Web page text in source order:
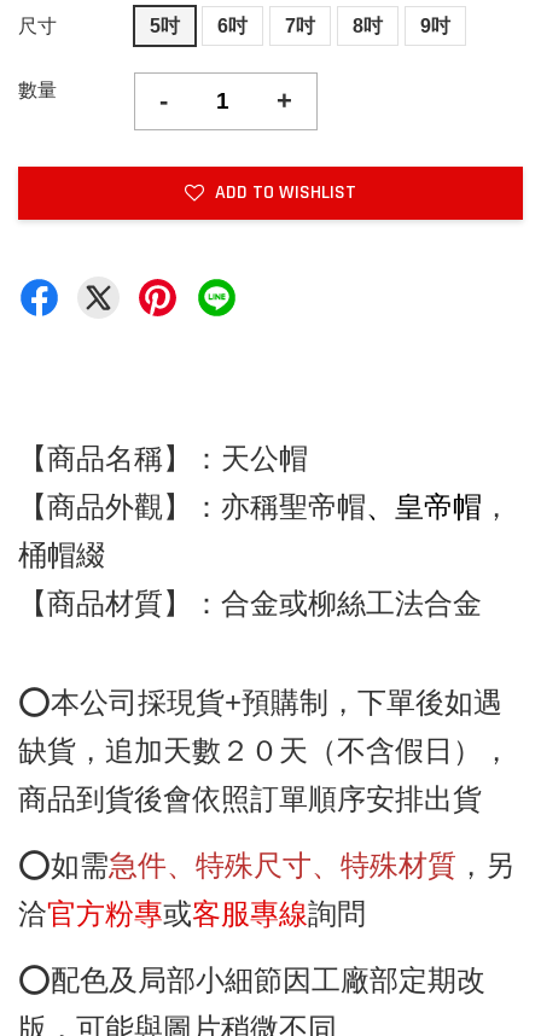
尺寸 5吋 6吋 7吋 8吋 9吋
數量 - +
ADD TO WISHLIST
【商品名稱】：天公帽
【商品外觀】：亦稱聖帝帽、皇帝帽 ，
桶帽綴
【商品材質】：合金或柳絲工法合金
⭕️本公司採現貨+預購制，下單後如遇
缺貨 ，追加天數２０天（不含假日）
，
商品到貨後會依照訂單順序安排出貨
⭕️如需急件、特殊尺寸、特殊材質 ，另
洽官方粉專或客服專線詢問
⭕️配色及局部小細節因工廠部定期改
版 ，可能與圖片稍微不同